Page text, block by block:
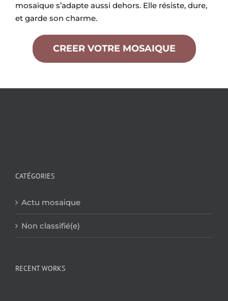
mosaïque s’adapte aussi dehors. Elle résiste, dure,
et garde son charme.
CREER VOTRE MOSAIQUE
CATÉGORIES
Actu mosaique
Non classifié(e)
RECENT WORKS